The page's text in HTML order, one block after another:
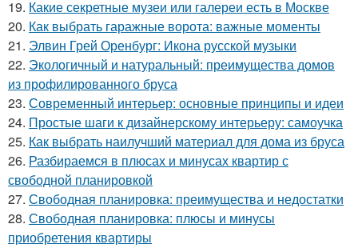
19. Какие секретные музеи или галереи есть в Москве
20. Как выбрать гаражные ворота: важные моменты
21. Элвин Грей Оренбург: Икона русской музыки
22. Экологичный и натуральный: преимущества домов
из профилированного бруса
23. Современный интерьер: основные принципы и идеи
24. Простые шаги к дизайнерскому интерьеру: самоучка
25. Как выбрать наилучший материал для дома из бруса
26. Разбираемся в плюсах и минусах квартир с
свободной планировкой
27. Свободная планировка: преимущества и недостатки
28. Свободная планировка: плюсы и минусы
приобретения квартиры